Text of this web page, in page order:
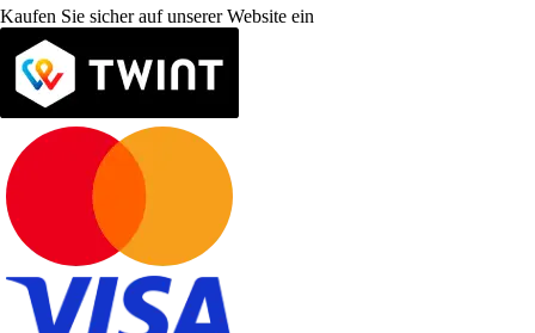
Kaufen Sie sicher auf unserer Website ein